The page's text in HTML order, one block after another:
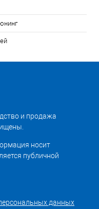
и продажа
носит
публичной
данных